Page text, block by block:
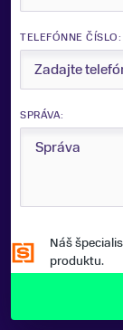
ZNAČKA
Fischer
POHLAVIE
TYP BEŽECKEJ
Klasika
Áno
SEZÓNA
26/27
Salomon
TELEFÓNNE ČÍSLO:
SPRÁVA:
Náš
produktu.